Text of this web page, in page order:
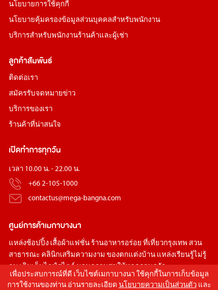
นโยบายการใช้คุกกี้
นโยบายคุ้มครองข้อมูลส่วนบุคคลสำหรับพนักงาน
บริการสำหรับพนักงานร้านค้าและผู้เช่า
ลูกค้าสัมพันธ์
ติดต่อเรา
สมัครรับจดหมายข่าว
บริการของเรา
ร้านค้าที่น่าสนใจ
เปิดทำการทุกวัน
เวลา 10.00 น. - 22.00 น.
+66 2-105-1000
contactus@mega-bangna.com
ศูนย์การค้าเมกาบางนา
แหล่งช้อปปิ้ง เสื้อผ้าแฟชั่น ร้านอาหารอร่อย ที่เที่ยวกรุงเทพ สวน
สาธารณะ คลินิกเสริมความงาม ของตกแต่งบ้านแหล่งเรียนรู้ไม่รู้
จบ เติมเต็มไลฟ์สไตล์ มอบความสุขให้ทุกครอบครัว
เพื่อประสบการณ์ที่ดี เว็บไซต์เมกาบางนา ใช้คุกกี้ในการเก็บข้อมูล
การใช้งานของท่าน อ่านรายละเอียด นโยบายความเป็นส่วนตัวและ